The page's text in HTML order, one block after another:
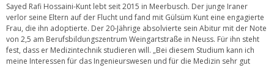
Sayed Rafi Hossaini-Kunt lebt seit 2015 in Meerbusch. Der junge Iraner
verlor seine Eltern auf der Flucht und fand mit Gülsüm Kunt eine engagierte
Frau, die ihn adoptierte. Der 20-Jährige absolvierte sein Abitur mit der Note
von 2,5 am Berufsbildungszentrum Weingartstraße in Neuss. Für ihn steht
fest, dass er Medizintechnik studieren will. „Bei diesem Studium kann ich
meine Interessen für das Ingenieurswesen und für die Medizin sehr gut